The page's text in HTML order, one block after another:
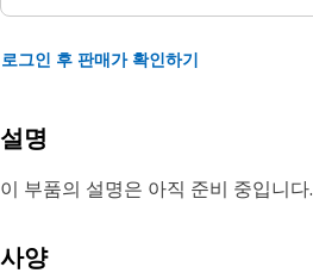
로그인 후 판매가 확인하기
설명
이 부품의 설명은 아직 준비 중입니다.
사양